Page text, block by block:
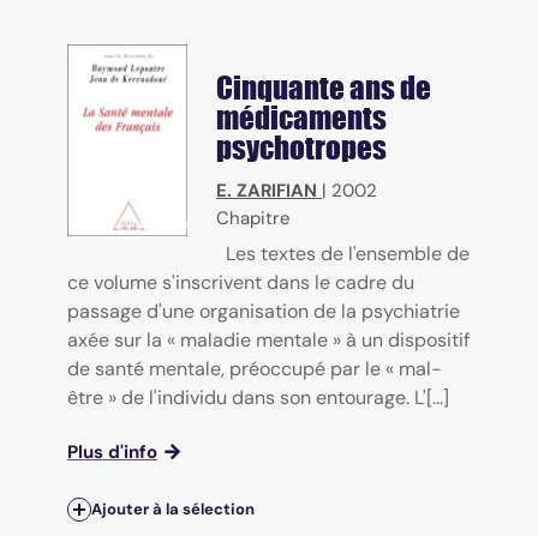
Cinquante ans de
médicaments
psychotropes
E. ZARIFIAN | 2002
Chapitre
Les textes de l'ensemble de
ce volume s'inscrivent dans le cadre du
passage d'une organisation de la psychiatrie
axée sur la « maladie mentale » à un dispositif
de santé mentale, préoccupé par le « mal-
être » de l'individu dans son entourage. L'[...]
Plus d'info
Ajouter à la sélection